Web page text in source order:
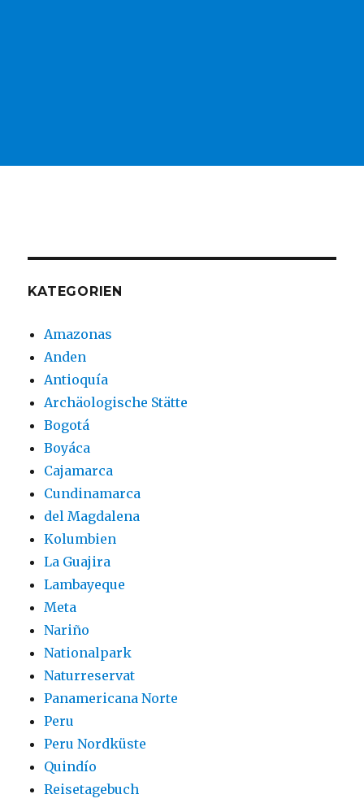
KATEGORIEN
Amazonas
Anden
Antioquía
Archäologische Stätte
Bogotá
Boyáca
Cajamarca
Cundinamarca
del Magdalena
Kolumbien
La Guajira
Lambayeque
Meta
Nariño
Nationalpark
Naturreservat
Panamericana Norte
Peru
Peru Nordküste
Quindío
Reisetagebuch